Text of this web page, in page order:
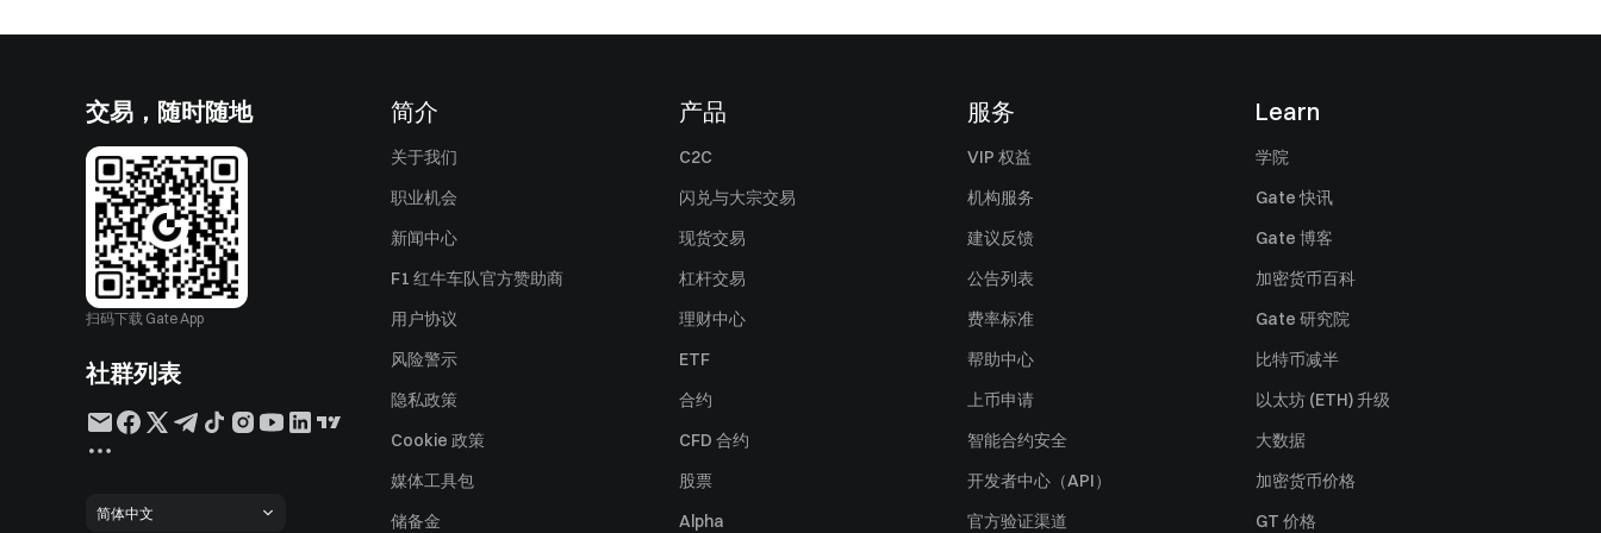
交易，随时随地
扫码下载 Gate App
社群列表
简体中文
简介
关于我们
职业机会
新闻中心
F1 红牛车队官方赞助商
用户协议
风险警示
隐私政策
Cookie 政策
媒体工具包
储备金
产品
C2C
闪兑与大宗交易
现货交易
杠杆交易
理财中心
ETF
合约
CFD 合约
股票
Alpha
服务
VIP 权益
机构服务
建议反馈
公告列表
费率标准
帮助中心
上币申请
智能合约安全
开发者中心（API）
官方验证渠道
Learn
学院
Gate 快讯
Gate 博客
加密货币百科
Gate 研究院
比特币减半
以太坊 (ETH) 升级
大数据
加密货币价格
GT 价格